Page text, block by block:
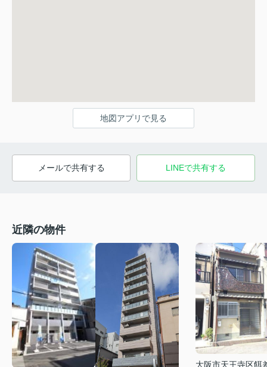
地図アプリで見る
メールで共有する LINEで共有する
近隣の物件
大阪市天王寺区餌